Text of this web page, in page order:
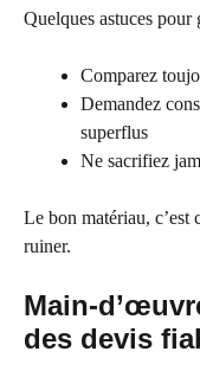
Quelques astuces pour
Comparez
Demandez
superflus
Ne sacrifiez
Le bon matériau, c’est
ruiner.
Main-
des devis